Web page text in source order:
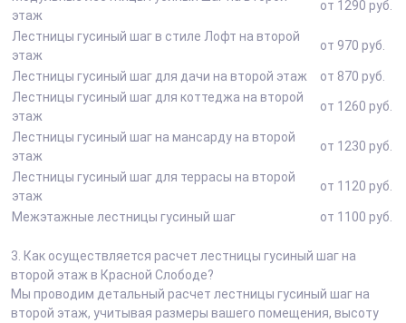
этаж
от 1290 руб.
Лестницы гусиный шаг в стиле Лофт на второй
этаж
от 970 руб.
Лестницы гусиный шаг для дачи на второй этаж
от 870 руб.
Лестницы гусиный шаг для коттеджа на второй
этаж
от 1260 руб.
Лестницы гусиный шаг на мансарду на второй
этаж
от 1230 руб.
Лестницы гусиный шаг для террасы на второй
этаж
от 1120 руб.
Межэтажные лестницы гусиный шаг от 1100 руб.
3. Как осуществляется расчет лестницы гусиный шаг на
второй этаж в Красной Слободе?
Мы проводим детальный расчет лестницы гусиный шаг на
второй этаж, учитывая размеры вашего помещения, высоту